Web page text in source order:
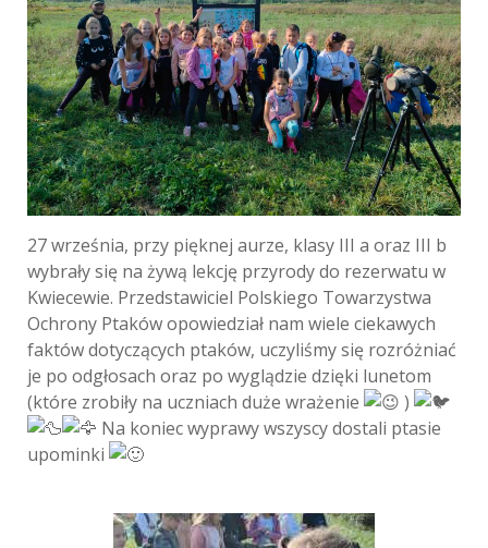
27 września, przy pięknej aurze, klasy III a oraz III b
wybrały się na żywą lekcję przyrody do rezerwatu w
Kwiecewie. Przedstawiciel Polskiego Towarzystwa
Ochrony Ptaków opowiedział nam wiele ciekawych
faktów dotyczących ptaków, uczyliśmy się rozróżniać
je po odgłosach oraz po wyglądzie dzięki lunetom
(które zrobiły na uczniach duże wrażenie
)
Na koniec wyprawy wszyscy dostali ptasie
upominki